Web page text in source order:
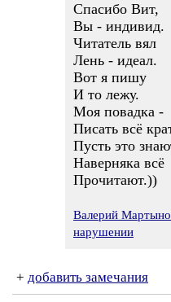
Спасибо Вит,
Вы - индивид.
Читатель вял
Лень - идеал.
Вот я пишу
И то лежу.
Моя повадка -
Писать всё
Пусть это
Наверняка всё
Прочитают.))
Валерий
нарушении
+ добавить замечания